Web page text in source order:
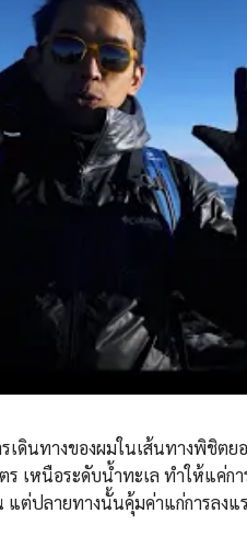
เดินทางของผมในเส้นทางพิชิต
ร เหนือระดับน้ำทะเล ทำให้แค่ก
แต่ปลายทางนั้นคุ้มค่าแก่การลง